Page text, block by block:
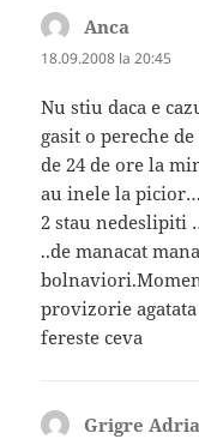
Anca
18.09.2008 la 20:45
Nu stiu daca e
gasit o pereche
de 24 de ore la
au inele la picior…
2 stau nedeslipiti
..de manacat
provizorie
fereste ceva
Grigre